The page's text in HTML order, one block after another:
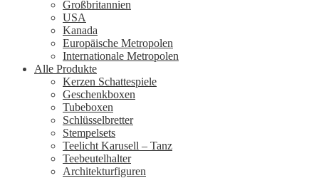
Großbritannien
USA
Kanada
Europäische Metropolen
Internationale Metropolen
Alle Produkte
Kerzen Schattespiele
Geschenkboxen
Tubeboxen
Schlüsselbretter
Stempelsets
Teelicht Karusell – Tanz
Teebeutelhalter
Architekturfiguren